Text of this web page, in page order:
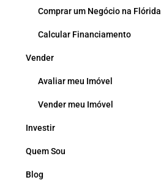
Comprar um Negócio na Flórida
Calcular Financiamento
Vender
Avaliar meu Imóvel
Vender meu Imóvel
Investir
Quem Sou
Blog